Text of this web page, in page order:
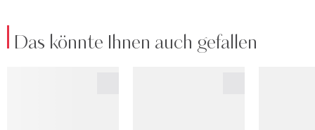
Das könnte Ihnen auch gefallen